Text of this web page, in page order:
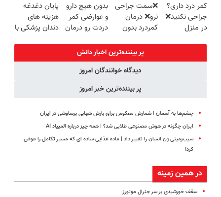
🔥 پرداخت
درب منزل
درمان کنی؟
((پرسش‌نامه))
کمر درد داری؟
جراحی نکنید❌
در منزل
❌سمت جراحی
نرو❌ درمان
کمردرد بدون
بدون هیچ دارو
و عوارضی کمر
دردت رو درمان
(پرسش‌نامه)
پایان دغدغه
هزینه های
دندان پزشکی با
پر بیننده‌ترین اخبار دانش
دیدگاه خوانندگان امروز
پر بیننده‌ترین خبر امروز
چشم‌ها به آسمان | شمارش معکوس برای بارش شهابی برساوشی در ایران
ایران چگونه در هوش مصنوعی طلایی شد؟ | همه چیز درباره المپیاد AI
سیب‌زمینی ژن انسان را تغییر داد | ماده غذایی ساده ای که مسیر تکامل را عوض
کرد!
در همین زمینه
سقف خورشیدی بر سر جنرال موتورز